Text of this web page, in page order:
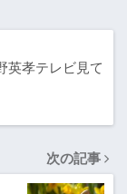
英孝テレビ見て
次の記事